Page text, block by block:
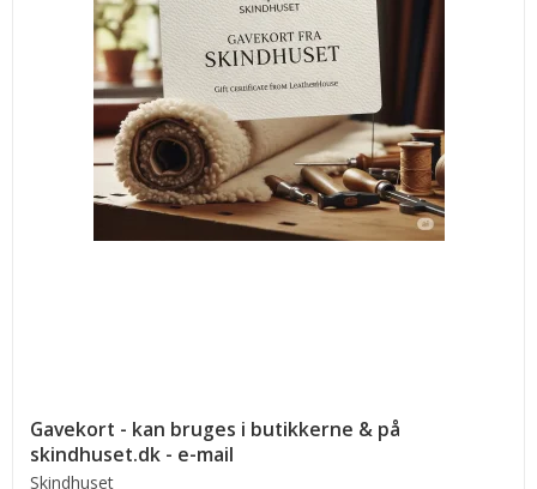
Gavekort - kan bruges i butikkerne & på
skindhuset.dk - e-mail
Skindhuset